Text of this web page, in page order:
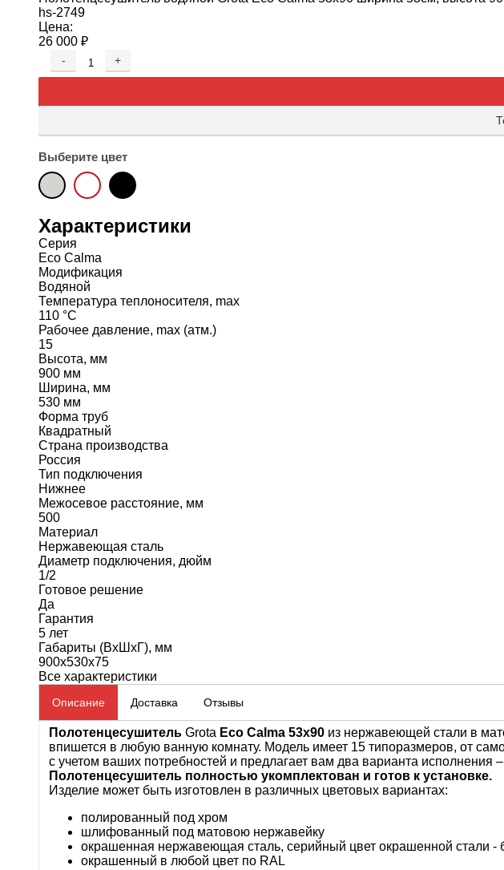
hs-2749
Цена:
26 000 ₽
- +
Выберите цвет
Характеристики
Серия
Eco Calma
Модификация
Водяной
Температура теплоносителя, max
110 °C
Рабочее давление, max (атм.)
15
Высота, мм
900 мм
Ширина, мм
530 мм
Форма труб
Квадратный
Страна производства
Россия
Тип подключения
Нижнее
Межосевое расстояние, мм
500
Материал
Нержавеющая сталь
Диаметр подключения, дюйм
1/2
Готовое решение
Да
Гарантия
5 лет
Габариты (ВхШхГ), мм
900x530x75
Все характеристики
Описание Доставка Отзывы
Полотенцесушитель Grota Eco Calma 53x90 из нержавеющей стали в
впишется в любую ванную комнату. Модель имеет 15 типоразмеров, от
с учетом ваших потребностей и предлагает вам два варианта исполнения
Полотенцесушитель полностью укомплектован и готов к установке.
Изделие может быть изготовлен в различных цветовых вариантах:
полированный под хром
шлифованный под матовою нержавейку
окрашенная нержавеющая сталь, серийный цвет окрашенной стали -
окрашенный в любой цвет по RAL